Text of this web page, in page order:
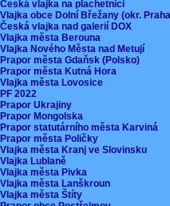
vlajka na plachetnici
obce Dolní Břežany (okr.
vlajka nad galerií DOX
města Berouna
Nového Města nad Metují
města Gdaňsk (Polsko)
města Kutná Hora
města Lovosice
2022
Ukrajiny
Mongolska
statutárního města Karviná
města Poličky
města Kranj ve Slovinsku
Lublaně
města Pivka
města Lanškroun
města Štíty